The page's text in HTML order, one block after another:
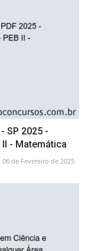
SP 2025 -
- Matemática
06 de Fevereiro de 2025